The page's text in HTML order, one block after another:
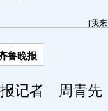
[我
鲁晚报
记者 周青